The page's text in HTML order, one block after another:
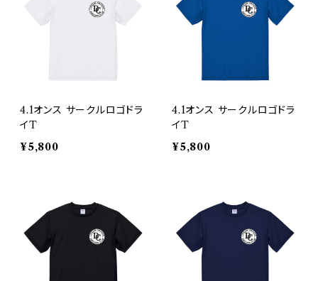
4.1オンス サークルロゴドラ
イT
¥5,800
4.1オンス サークルロゴドラ
イT
¥5,800